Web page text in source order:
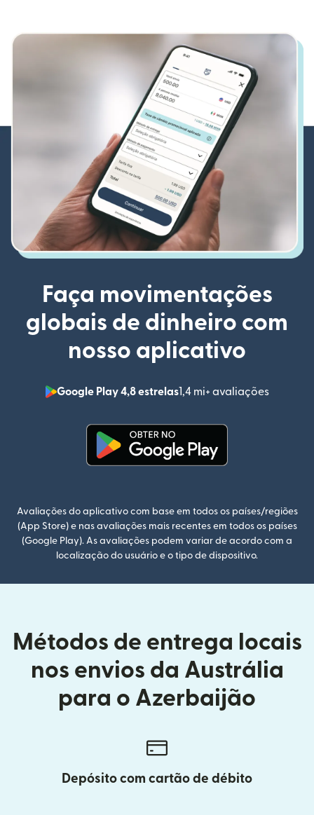
Faça movimentações
globais de dinheiro com
nosso aplicativo
Google Play 4,8 estrelas1,4 mi+ avaliações
(abre
Avaliações do aplicativo com base em todos os países/regiões
(App Store) e nas avaliações mais recentes em todos os países
(Google Play). As avaliações podem variar de acordo com a
localização do usuário e o tipo de dispositivo.
Métodos de entrega locais
nos envios da Austrália
para o Azerbaijão
Depósito com cartão de débito